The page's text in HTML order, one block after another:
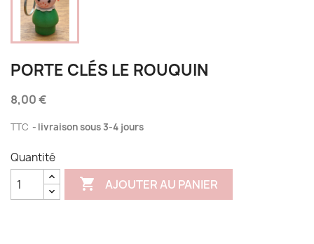
PORTE CLÉS LE ROUQUIN
8,00 €
TTC livraison sous 3-4 jours
Quantité
 AJOUTER AU PANIER